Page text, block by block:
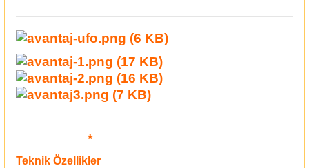
*
Teknik Özellikler